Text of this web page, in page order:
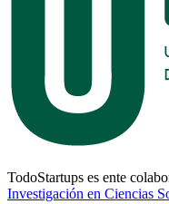
TodoStartups es ente
Investigación en Ciencias